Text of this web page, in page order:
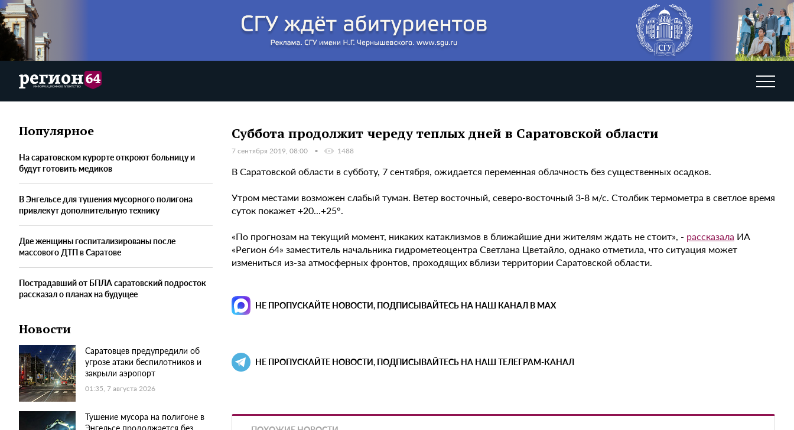
Популярное
На саратовском курорте откроют больницу и
будут готовить медиков
В Энгельсе для тушения мусорного полигона
привлекут дополнительную технику
Две женщины госпитализированы после
массового ДТП в Саратове
Пострадавший от БПЛА саратовский подросток
рассказал о планах на будущее
Новости
Саратовцев предупредили об
угрозе атаки беспилотников и
закрыли аэропорт
01:35, 7 августа 2026
Тушение мусора на полигоне в
Суббота продолжит череду теплых дней в Саратовской области
7 сентября 2019, 08:00 1488
В Саратовской области в субботу, 7 сентября, ожидается переменная облачность без существенных осадков.
Утром местами возможен слабый туман. Ветер восточный, северо-восточный 3-8 м/с. Столбик термометра в светлое время
суток покажет +20...+25°.
«По прогнозам на текущий момент, никаких катаклизмов в ближайшие дни жителям ждать не стоит», - рассказала ИА
«Регион 64» заместитель начальника гидрометеоцентра Светлана Цветайло, однако отметила, что ситуация может
измениться из-за атмосферных фронтов, проходящих вблизи территории Саратовской области.
НЕ ПРОПУСКАЙТЕ НОВОСТИ, ПОДПИСЫВАЙТЕСЬ НА НАШ КАНАЛ В MAX
НЕ ПРОПУСКАЙТЕ НОВОСТИ, ПОДПИСЫВАЙТЕСЬ НА НАШ ТЕЛЕГРАМ-КАНАЛ